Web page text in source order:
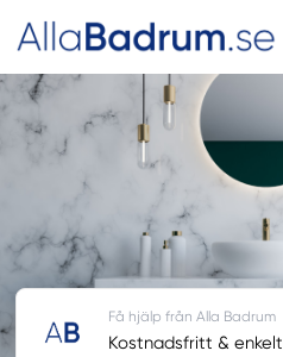
Få hjälp från Alla Badrum
Kostnadsfritt & enkelt